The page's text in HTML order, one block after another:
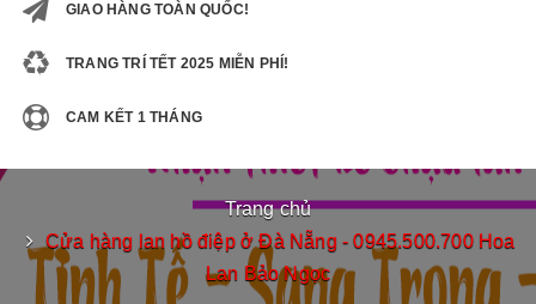
GIAO HÀNG TOÀN QUỐC!
TRANG TRÍ TẾT 2025 MIỄN PHÍ!
CAM KẾT 1 THÁNG
Trang chủ
Cửa hàng lan hồ điệp ở Đà Nẵng - 0945.500.700 Hoa
Lan Bảo Ngọc